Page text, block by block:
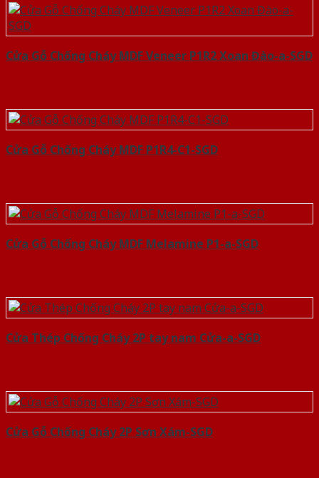
Cửa Gỗ Chống Cháy MDF Veneer P1R2 Xoan Đào-a-SGD
Cửa Gỗ Chống Cháy MDF P1R4-C1-SGD
Cửa Gỗ Chống Cháy MDF Melamine P1-a-SGD
Cửa Thép Chống Cháy 2P tay nam Cửa-a-SGD
Cửa Gỗ Chống Cháy 2P Sơn Xám-SGD